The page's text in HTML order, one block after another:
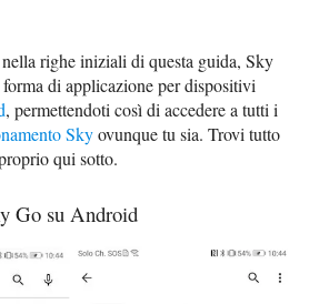
righe iniziali di questa guida, Sky
di applicazione per dispositivi
, permettendoti così di accedere a tutti i
Skyovunque tu sia. Trovi tutto
qui sotto.
Go su Android